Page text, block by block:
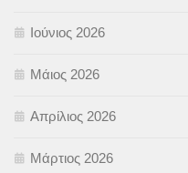
Ιούνιος 2026
Μάιος 2026
Απρίλιος 2026
Μάρτιος 2026